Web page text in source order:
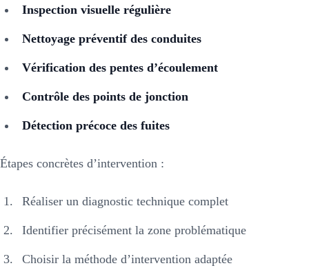
Inspection visuelle régulière
Nettoyage préventif des conduites
Vérification des pentes d’écoulement
Contrôle des points de jonction
Détection précoce des fuites
Étapes concrètes d’intervention :
Réaliser un diagnostic technique complet
Identifier précisément la zone problématique
Choisir la méthode d’intervention adaptée